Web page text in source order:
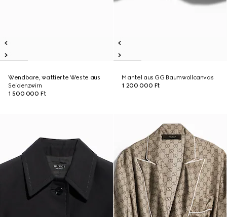
Wendbare, wattierte Weste aus
Seidenzwirn
1 500 000 Ft
Mantel aus GG Baumwollcanvas
1 200 000 Ft